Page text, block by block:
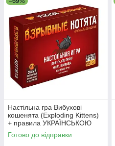
Настільна гра Вибухові
кошенята (Exploding Kittens)
+ правила УКРАЇНСЬКОЮ
Готово до відправки